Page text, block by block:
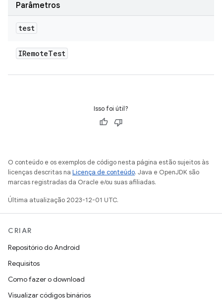
Parâmetros
test
IRemoteTest
Isso foi útil?
O conteúdo e os exemplos de código nesta página estão sujeitos às
licenças descritas na Licença de conteúdo. Java e OpenJDK são
marcas registradas da Oracle e/ou suas afiliadas.
Última atualização 2023-12-01 UTC.
CRIAR
Repositório do Android
Requisitos
Como fazer o download
Visualizar códigos binários